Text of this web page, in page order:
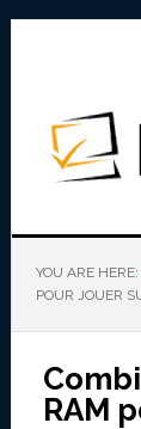
Skip
Skip
PC
YOU ARE HERE:
POUR JOUER
RAM